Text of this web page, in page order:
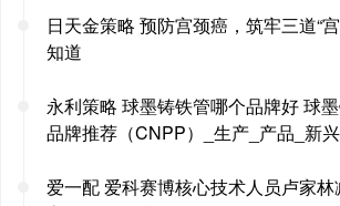
日天金策略 预防宫颈癌，筑牢三道“
知道
永利策略 球墨铸铁管哪个品牌好 球
品牌推荐（CNPP）_生产_产品_新
爱一配 爱科赛博核心技术人员卢家